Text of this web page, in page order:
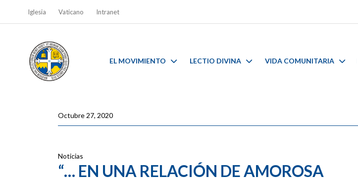
Iglesia Vaticano Intranet
EL MOVIMIENTO LECTIO DIVINA VIDA COMUNITARIA
Octubre 27, 2020
Noticias
“… EN UNA RELACIÓN DE AMOROSA